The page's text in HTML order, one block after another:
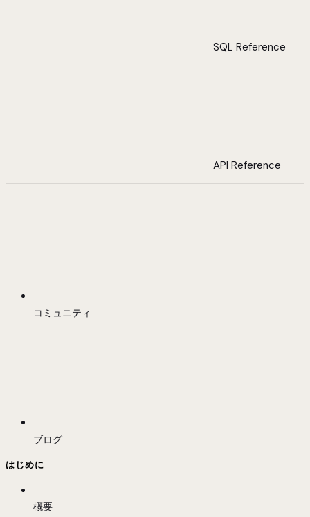
SQL Reference
API Reference
コミュニティ
ブログ
はじめに
概要